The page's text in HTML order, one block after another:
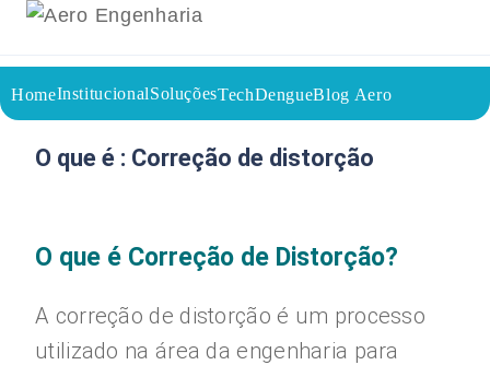
HomeInstitucionalSoluçõesTechDengueBlog Aero
26/07/2023
Voltar a página inicial do blog
O que é : Correção de distorção
O que é Correção de Distorção?
A correção de distorção é um processo
utilizado na área da engenharia para